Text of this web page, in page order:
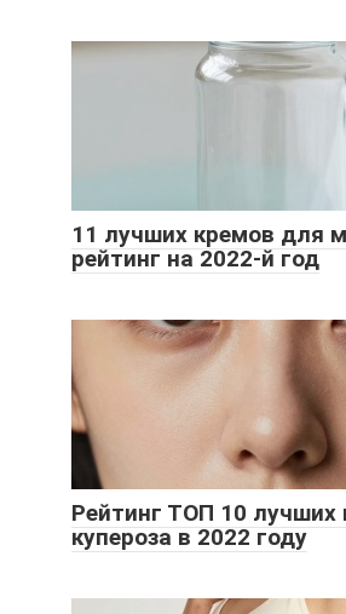
11 лучших кремов для
рейтинг на 2022-й год
Рейтинг ТОП 10 лучших
купероза в 2022 году